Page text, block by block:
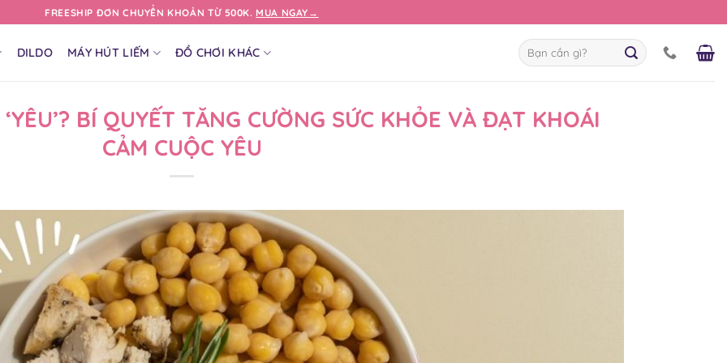
FREESHIP ĐƠN CHUYỂN KHOẢN TỪ 500K. MUA NGAY→
DILDO MÁY HÚT LIẾM ĐỒ CHƠI KHÁC
Tìm
kiếm:
BÍ QUYẾT TĂNG CƯỜNG SỨC KHỎE VÀ ĐẠT KHOÁI
CẢM CUỘC YÊU